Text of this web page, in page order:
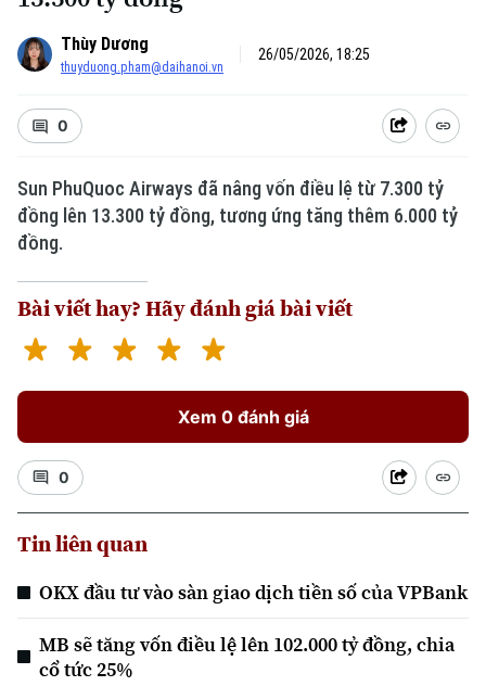
Xu hướng
Thùy Dương
thuyduong.pham@daihanoi.vn
26/05/2026, 18:25
0
Sun PhuQuoc Airways đã nâng vốn điều lệ từ 7.300 tỷ
đồng lên 13.300 tỷ đồng, tương ứng tăng thêm 6.000 tỷ
đồng.
Bài viết hay? Hãy đánh giá bài viết
Xem 0 đánh giá
0
Tin liên quan
OKX đầu tư vào sàn giao dịch tiền số của VPBank
MB sẽ tăng vốn điều lệ lên 102.000 tỷ đồng, chia
cổ tức 25%